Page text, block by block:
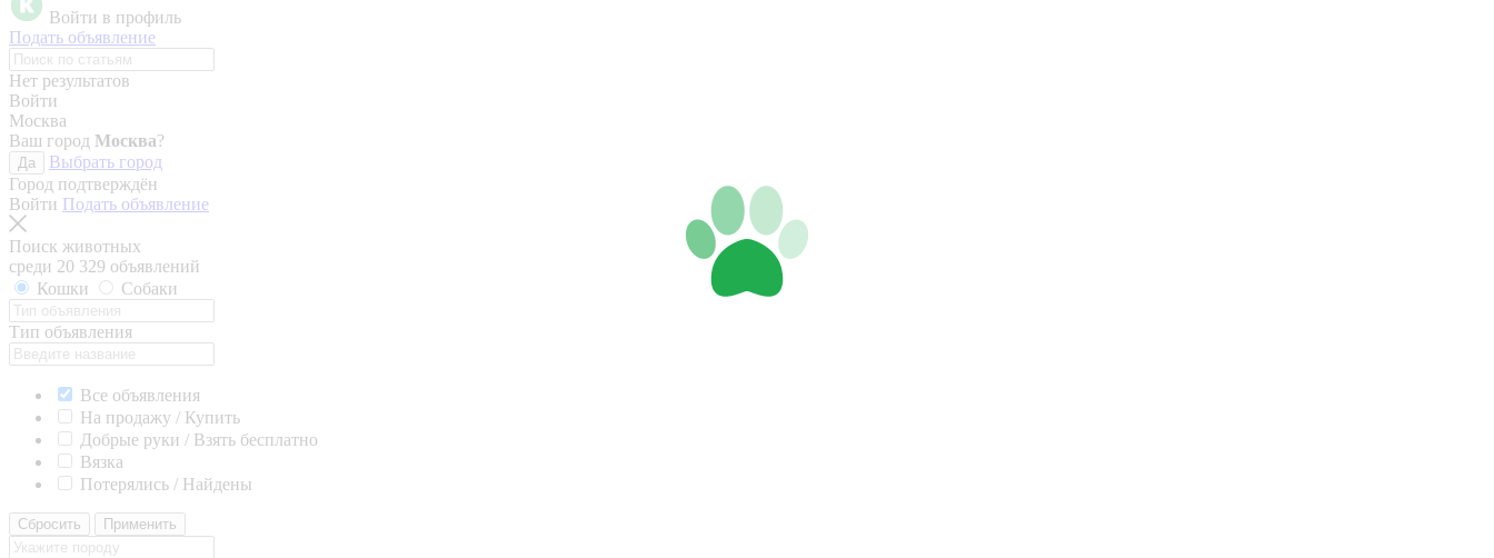
Войти в профиль
Подать объявление
Нет результатов
Войти
Москва
Ваш город Москва?
Да
Выбрать город
Город подтверждён
Войти Подать объявление
Поиск животных
среди 20 329 объявлений
Кошки
Собаки
Тип объявления
Все объявления
На продажу / Купить
Добрые руки / Взять бесплатно
Вязка
Потерялись / Найдены
Сбросить Применить